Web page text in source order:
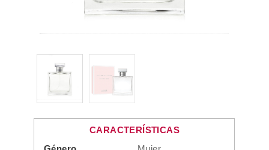
CARACTERÍSTICAS